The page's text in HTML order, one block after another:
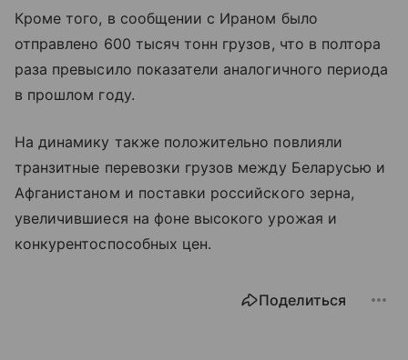
Кроме того, в сообщении с Ираном было
отправлено 600 тысяч тонн грузов, что в полтора
раза превысило показатели аналогичного периода
в прошлом году.
На динамику также положительно повлияли
транзитные перевозки грузов между Беларусью и
Афганистаном и поставки российского зерна,
увеличившиеся на фоне высокого урожая и
конкурентоспособных цен.
Поделиться